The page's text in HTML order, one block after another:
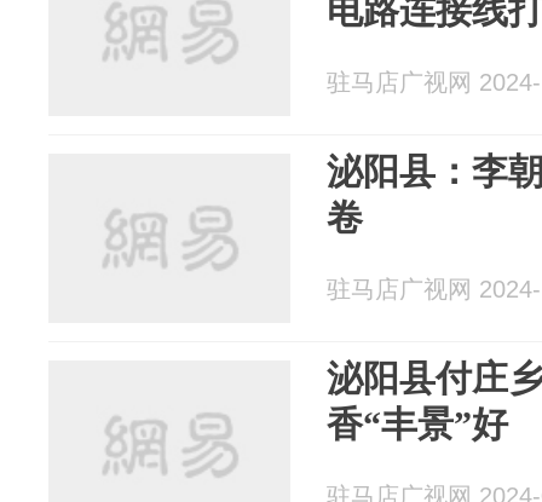
电路连接线
驻马店广视网
泌阳县：李
卷
驻马店广视网
泌阳县付庄
香“丰景”好
驻马店广视网